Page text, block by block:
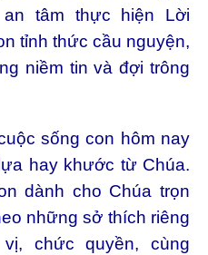
tâm thực hiện Lời
tỉnh thức cầu nguyện,
niềm tin và đợi trông
sống con hôm nay
hay khước từ Chúa.
dành cho Chúa trọn
những sở thích riêng
chức quyền, cùng